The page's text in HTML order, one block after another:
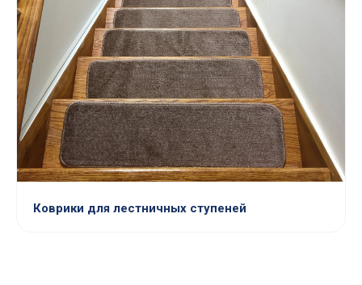
Коврики для лестничных ступеней